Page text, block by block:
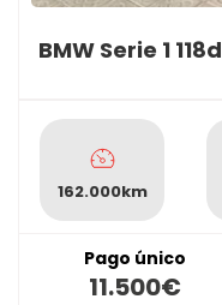
BMW Serie 1 118d
162.000km
Pago único
11.500€